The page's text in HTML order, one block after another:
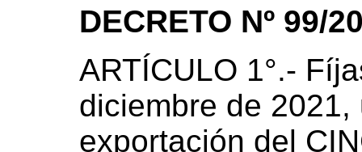
DECRETO Nº 99/
ARTÍCULO 1°.-
diciembre de
exportación del